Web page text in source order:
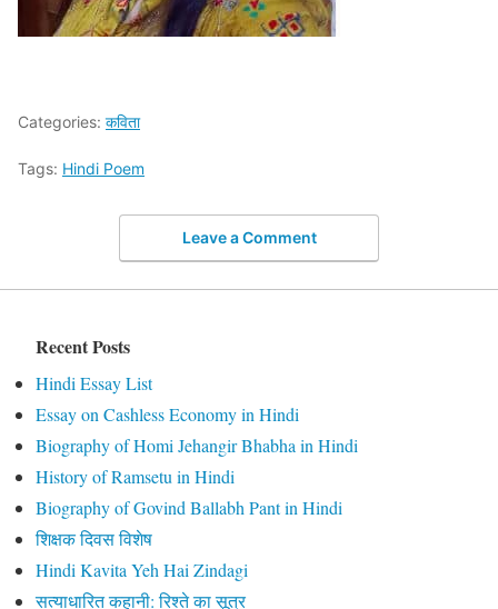
Categories: कविता
Tags: Hindi Poem
Leave a Comment
Recent Posts
Hindi Essay List
Essay on Cashless Economy in Hindi
Biography of Homi Jehangir Bhabha in Hindi
History of Ramsetu in Hindi
Biography of Govind Ballabh Pant in Hindi
शिक्षक दिवस विशेष
Hindi Kavita Yeh Hai Zindagi
सत्याधारित कहानी: रिश्ते का सूत्र